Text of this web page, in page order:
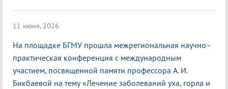
11 июня, 2026
На площадке БГМУ прошла межрегиональная научно–
практическая конференция с международным
участием, посвященной памяти профессора А. И.
Бикбаевой на тему «Лечение заболеваний уха, горла и